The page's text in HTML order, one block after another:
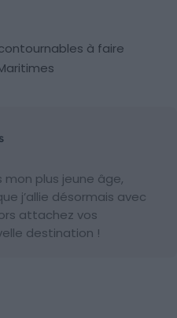
à faire
plus jeune âge,
j’allie désormais avec
attachez vos
destination !